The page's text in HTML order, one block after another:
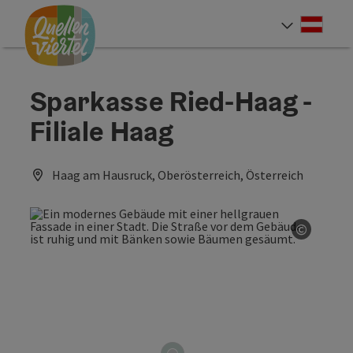
Zum Inhalt
Zur Navigation
Zum Seitenanfang
Sparkasse Ried-Haag -
Filiale Haag
Haag am Hausruck, Oberösterreich, Österreich
©